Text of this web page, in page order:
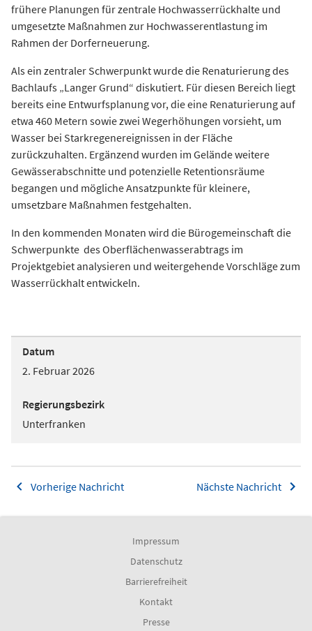
frühere Planungen für zentrale Hochwasserrückhalte und
umgesetzte Maßnahmen zur Hochwasserentlastung im
Rahmen der Dorferneuerung.
Als ein zentraler Schwerpunkt wurde die Renaturierung des
Bachlaufs „Langer Grund“ diskutiert. Für diesen Bereich liegt
bereits eine Entwurfsplanung vor, die eine Renaturierung auf
etwa 460 Metern sowie zwei Wegerhöhungen vorsieht, um
Wasser bei Starkregenereignissen in der Fläche
zurückzuhalten. Ergänzend wurden im Gelände weitere
Gewässerabschnitte und potenzielle Retentionsräume
begangen und mögliche Ansatzpunkte für kleinere,
umsetzbare Maßnahmen festgehalten.
In den kommenden Monaten wird die Bürogemeinschaft die
Schwerpunkte des Oberflächenwasserabtrags im
Projektgebiet analysieren und weitergehende Vorschläge zum
Wasserrückhalt entwickeln.
Datum
2. Februar 2026
Regierungsbezirk
Unterfranken
Vorherige Nachricht Nächste Nachricht
Impressum
Datenschutz
Barrierefreiheit
Kontakt
Presse